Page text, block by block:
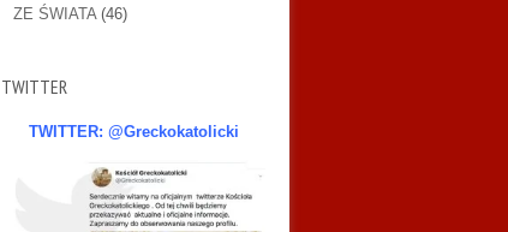
ZE ŚWIATA(46)
TWITTER
TWITTER: @Greckokatolicki